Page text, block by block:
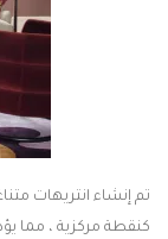
تم إنشاء انتريهات
كنقطة مركزية ، مما